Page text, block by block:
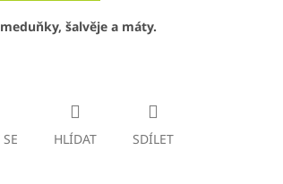
šalvěje a máty.
HLÍDAT SDÍLET